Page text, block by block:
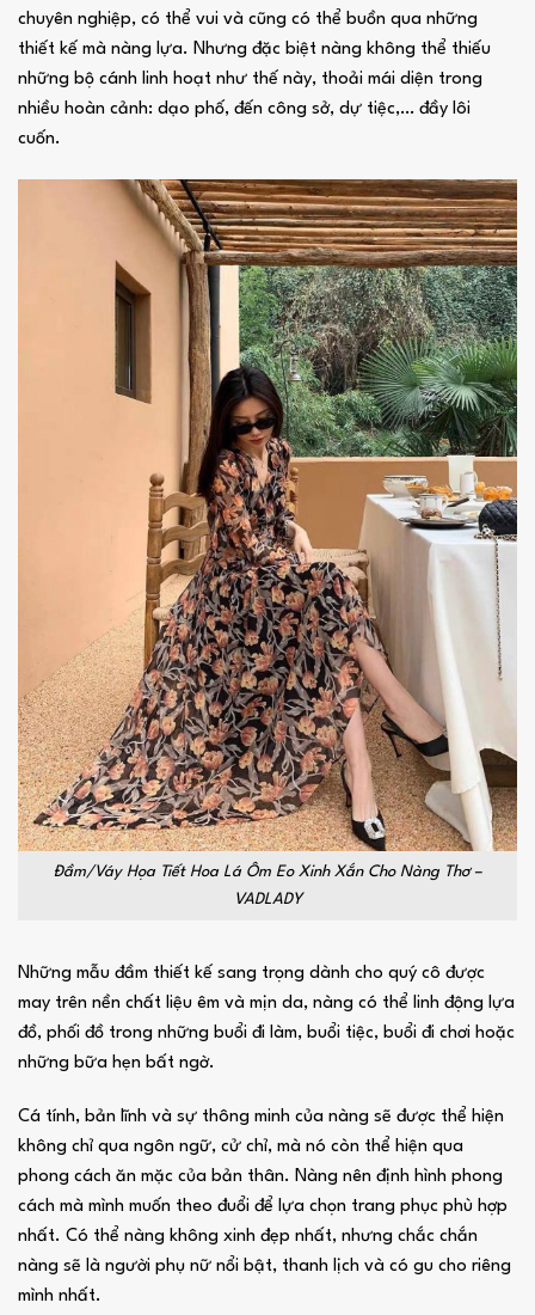
chuyên nghiệp, có thể vui và cũng có thể buồn qua những
thiết kế mà nàng lựa. Nhưng đặc biệt nàng không thể thiếu
những bộ cánh linh hoạt như thế này, thoải mái diện trong
nhiều hoàn cảnh: dạo phố, đến công sở, dự tiệc,… đầy lôi
cuốn.
Đầm/Váy Họa Tiết Hoa Lá Ôm Eo Xinh Xắn Cho Nàng Thơ –
VADLADY
Những mẫu đầm thiết kế sang trọng dành cho quý cô được
may trên nền chất liệu êm và mịn da, nàng có thể linh động lựa
đồ, phối đồ trong những buổi đi làm, buổi tiệc, buổi đi chơi hoặc
những bữa hẹn bất ngờ.
Cá tính, bản lĩnh và sự thông minh của nàng sẽ được thể hiện
không chỉ qua ngôn ngữ, cử chỉ, mà nó còn thể hiện qua
phong cách ăn mặc của bản thân. Nàng nên định hình phong
cách mà mình muốn theo đuổi để lựa chọn trang phục phù hợp
nhất. Có thể nàng không xinh đẹp nhất, nhưng chắc chắn
nàng sẽ là người phụ nữ nổi bật, thanh lịch và có gu cho riêng
mình nhất.